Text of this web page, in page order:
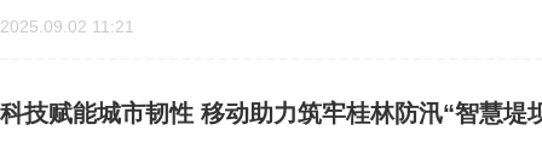
2025.09.02 11:21
科技赋能城市韧性 移动助力筑牢桂林防汛“智慧堤